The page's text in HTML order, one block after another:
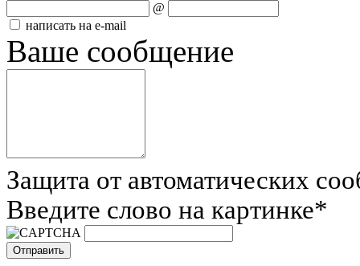
@
написать на e-mail
Ваше сообщение
Защита от автоматических
Введите слово на картинке*